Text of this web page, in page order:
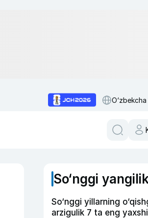
O‘zbekcha
So‘nggi
So‘nggi yillarning
arzigulik 7 ta eng yaxshi